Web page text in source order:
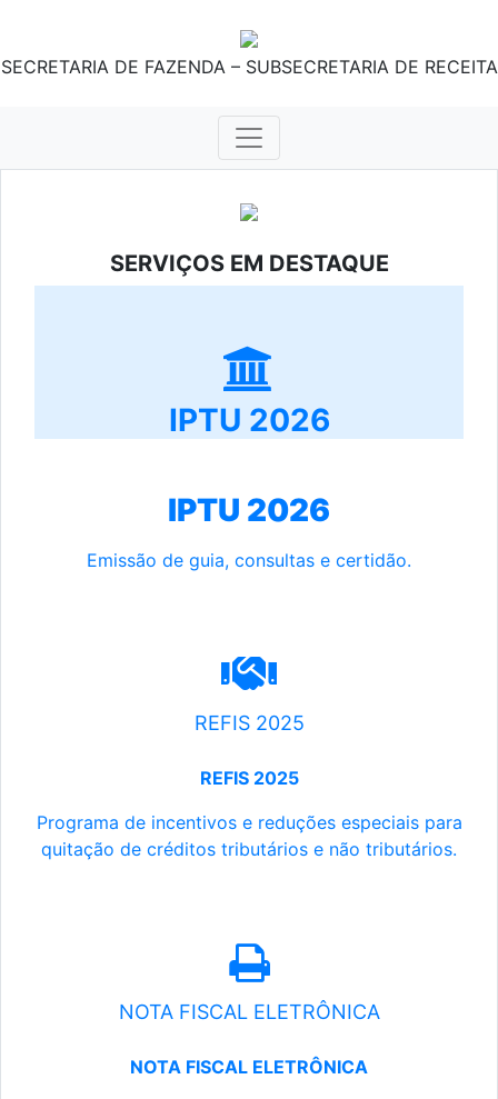
SECRETARIA DE FAZENDA – SUBSECRETARIA DE RECEITA
SERVIÇOS EM DESTAQUE
IPTU 2026
IPTU 2026
Emissão de guia, consultas e certidão.
REFIS 2025
REFIS 2025
Programa de incentivos e reduções especiais para
quitação de créditos tributários e não tributários.
NOTA FISCAL ELETRÔNICA
NOTA FISCAL ELETRÔNICA